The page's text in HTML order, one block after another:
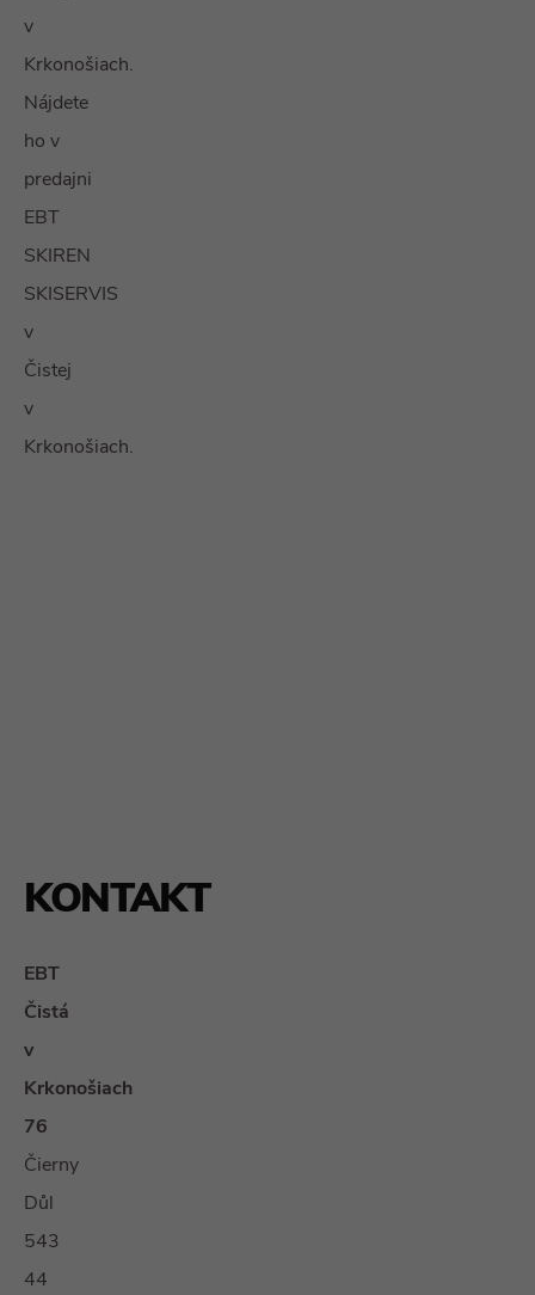
v
Krkonošiach.
Nájdete
ho v
predajni
EBT
SKIREN
SKISERVIS
v
Čistej
v
Krkonošiach.
KONTAKT
EBT
Čistá
v
Krkonošiach
76
Čierny
Důl
543
44